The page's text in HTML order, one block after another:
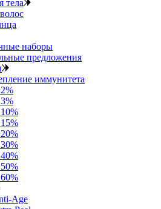
тела
наборы
предложения
иммунитета